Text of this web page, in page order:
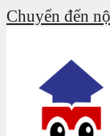
Chuyển đến